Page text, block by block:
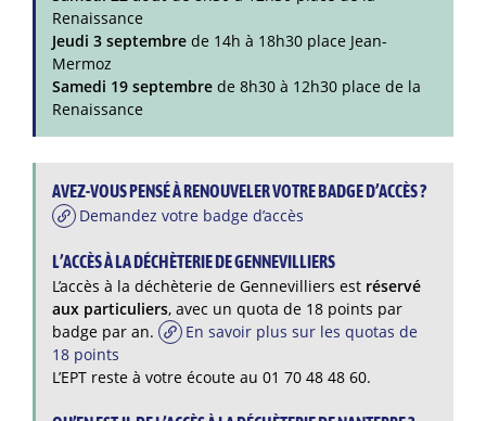
Renaissance
Jeudi 3 septembre de 14h à 18h30 place Jean-
Mermoz
Samedi 19 septembre de 8h30 à 12h30 place de la
Renaissance
AVEZ-VOUS PENSÉ À RENOUVELER VOTRE BADGE D’ACCÈS ?
Demandez votre badge d’accès
L’ACCÈS À LA DÉCHÈTERIE DE GENNEVILLIERS
L’accès à la déchèterie de Gennevilliers est réservé
aux particuliers, avec un quota de 18 points par
badge par an.
En savoir plus sur les quotas de
18 points
L’EPT reste à votre écoute au 01 70 48 48 60.